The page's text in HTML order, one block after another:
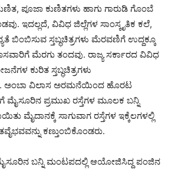
ಪೂಜಾ ಕುಣಿತಗಳು ಹಾಗು ಗಾರುಡಿ ಗೊಂಬೆ
ಇದಲ್ಲದೆ, ವಿವಿಧ ಜಿಲ್ಲೆಗಳ ಸಾಂಸ್ಕೃತಿಕ ಕಲೆ,
ಬಿಂಬಿಸುವ ಸ್ತಬ್ಧಚಿತ್ರಗಳು ಮೆರವಣಿಗೆ ಉದ್ದಕ್ಕೂ
ಮೆರಗು ತಂದವು. ರಾಜ್ಯ ಸರ್ಕಾರದ ವಿವಿಧ
ಕುರಿತ ಸ್ತಬ್ಧಚಿತ್ರಗಳು
ಅಂಬಾ ವಿಲಾಸ ಅರಮನೆಯಿಂದ ಹೊರಟ
ಪ್ರಮುಖ ರಸ್ತೆಗಳ ಮೂಲಕ ಬನ್ನಿ
ಮೈದಾನಕ್ಕೆ ಸಾಗುವಾಗ ರಸ್ತೆಗಳ ಇಕ್ಕೆಲಗಳಲ್ಲಿ
ಕಣ್ತುಂಬಿಕೊಂಡರು.
ಬನ್ನಿ ಮಂಟಪದಲ್ಲಿ ಆಯೋಜಿಸಿದ್ದ ಪಂಜಿನ